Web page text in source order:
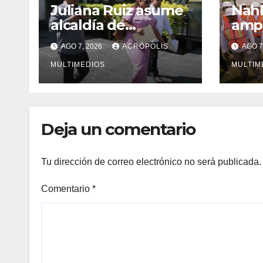
Juliana Ruiz asume
alcaldía de
Ixhuatlán del
Sureste
AGO 7, 2026 ACRÓPOLIS
MULTIMEDIOS
AGO
Deja un comentario
Tu dirección de correo electrónico no será publicada.
Comentario *